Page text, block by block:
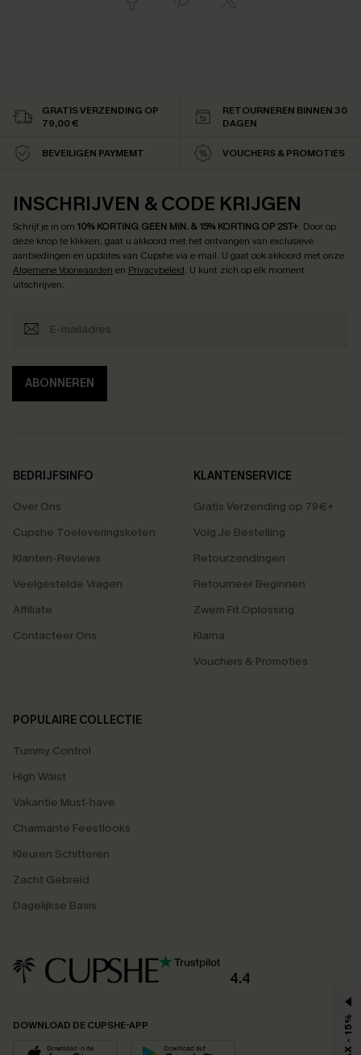
GRATIS VERZENDING OP
79,00 €
RETOURNEREN BINNEN 30
DAGEN
BEVEILIGEN PAYMEMT VOUCHERS & PROMOTIES
INSCHRIJVEN & CODE KRIJGEN
Schrijf je in om 10% KORTING GEEN MIN. & 15% KORTING OP 2ST+. Door op
deze knop te klikken, gaat u akkoord met het ontvangen van exclusieve
aanbiedingen en updates van Cupshe via e-mail. U gaat ook akkoord met onze
Algemene Voorwaarden en Privacybeleid. U kunt zich op elk moment
uitschrijven.
ABONNEREN
BEDRIJFSINFO
Over Ons
Cupshe Toeleveringsketen
Klanten-Reviews
Veelgestelde Vragen
Affiliate
Contacteer Ons
KLANTENSERVICE
Gratis Verzending op 79€+
Volg Je Bestelling
Retourzendingen
Retourneer Beginnen
Zwem Fit Oplossing
Klarna
Vouchers & Promoties
POPULAIRE COLLECTIE
Tummy Control
High Waist
Vakantie Must-have
Charmante Feestlooks
Kleuren Schitteren
Zacht Gebreid
Dagelijkse Basis
4.4
DOWNLOAD DE CUPSHE-APP MAX - 15%